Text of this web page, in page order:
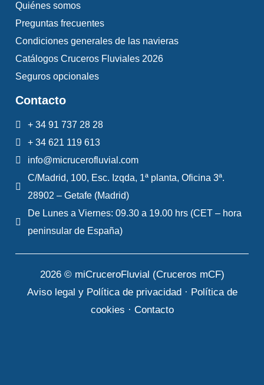
Quiénes somos
Preguntas frecuentes
Condiciones generales de las navieras
Catálogos Cruceros Fluviales 2026
Seguros opcionales
Contacto
+ 34 91 737 28 28
+ 34 621 119 613
info@micrucerofluvial.com
C/Madrid, 100, Esc. Izqda, 1ª planta, Oficina 3ª.
28902 – Getafe (Madrid)
De Lunes a Viernes: 09.30 a 19.00 hrs (CET – hora
peninsular de España)
2026 © miCruceroFluvial (Cruceros mCF)
Aviso legal y Política de privacidad· Política de
cookies · Contacto